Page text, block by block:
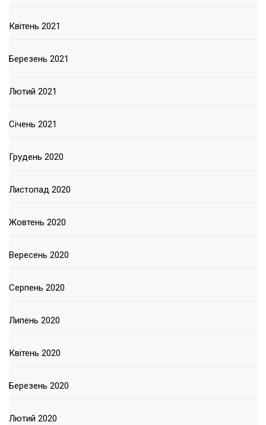
Квітень 2021
Березень 2021
Лютий 2021
Січень 2021
Грудень 2020
Листопад 2020
Жовтень 2020
Вересень 2020
Серпень 2020
Липень 2020
Квітень 2020
Березень 2020
Лютий 2020